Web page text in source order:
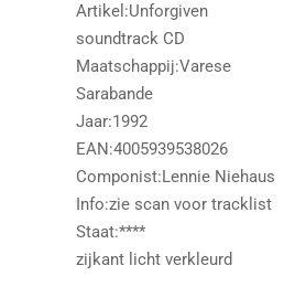
Artikel:Unforgiven
soundtrack CD
Maatschappij:Varese
Sarabande
Jaar:1992
EAN:4005939538026
Componist:Lennie Niehaus
Info:zie scan voor tracklist
Staat:****
zijkant licht verkleurd